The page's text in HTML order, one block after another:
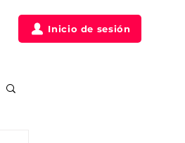
Inicio de sesión